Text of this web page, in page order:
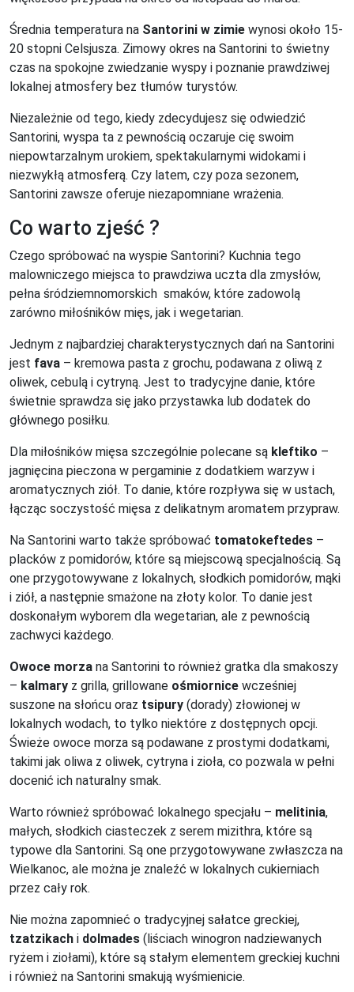
Średnia temperatura na Santorini w zimie wynosi około 15-
20 stopni Celsjusza. Zimowy okres na Santorini to świetny
czas na spokojne zwiedzanie wyspy i poznanie prawdziwej
lokalnej atmosfery bez tłumów turystów.
Niezależnie od tego, kiedy zdecydujesz się odwiedzić
Santorini, wyspa ta z pewnością oczaruje cię swoim
niepowtarzalnym urokiem, spektakularnymi widokami i
niezwykłą atmosferą. Czy latem, czy poza sezonem,
Santorini zawsze oferuje niezapomniane wrażenia.
Co warto zjeść ?
Czego spróbować na wyspie Santorini? Kuchnia tego
malowniczego miejsca to prawdziwa uczta dla zmysłów,
pełna śródziemnomorskich smaków, które zadowolą
zarówno miłośników mięs, jak i wegetarian.
Jednym z najbardziej charakterystycznych dań na Santorini
jest fava – kremowa pasta z grochu, podawana z oliwą z
oliwek, cebulą i cytryną. Jest to tradycyjne danie, które
świetnie sprawdza się jako przystawka lub dodatek do
głównego posiłku.
Dla miłośników mięsa szczególnie polecane są kleftiko –
jagnięcina pieczona w pergaminie z dodatkiem warzyw i
aromatycznych ziół. To danie, które rozpływa się w ustach,
łącząc soczystość mięsa z delikatnym aromatem przypraw.
Na Santorini warto także spróbować tomatokeftedes –
placków z pomidorów, które są miejscową specjalnością. Są
one przygotowywane z lokalnych, słodkich pomidorów, mąki
i ziół, a następnie smażone na złoty kolor. To danie jest
doskonałym wyborem dla wegetarian, ale z pewnością
zachwyci każdego.
Owoce morza na Santorini to również gratka dla smakoszy
– kalmary z grilla, grillowane ośmiornice wcześniej
suszone na słońcu oraz tsipury (dorady) złowionej w
lokalnych wodach, to tylko niektóre z dostępnych opcji.
Świeże owoce morza są podawane z prostymi dodatkami,
takimi jak oliwa z oliwek, cytryna i zioła, co pozwala w pełni
docenić ich naturalny smak.
Warto również spróbować lokalnego specjału – melitinia,
małych, słodkich ciasteczek z serem mizithra, które są
typowe dla Santorini. Są one przygotowywane zwłaszcza na
Wielkanoc, ale można je znaleźć w lokalnych cukierniach
przez cały rok.
Nie można zapomnieć o tradycyjnej sałatce greckiej,
tzatzikach i dolmades (liściach winogron nadziewanych
ryżem i ziołami), które są stałym elementem greckiej kuchni
i również na Santorini smakują wyśmienicie.